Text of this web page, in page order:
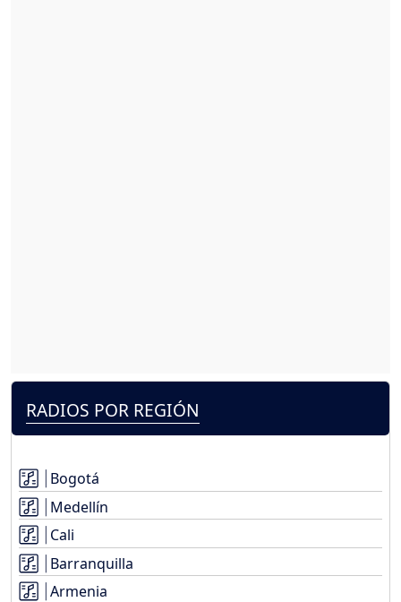
RADIOS POR REGIÓN
Bogotá
Medellín
Cali
Barranquilla
Armenia